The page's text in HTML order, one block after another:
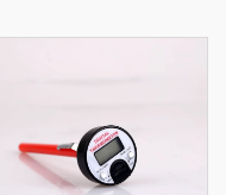
性